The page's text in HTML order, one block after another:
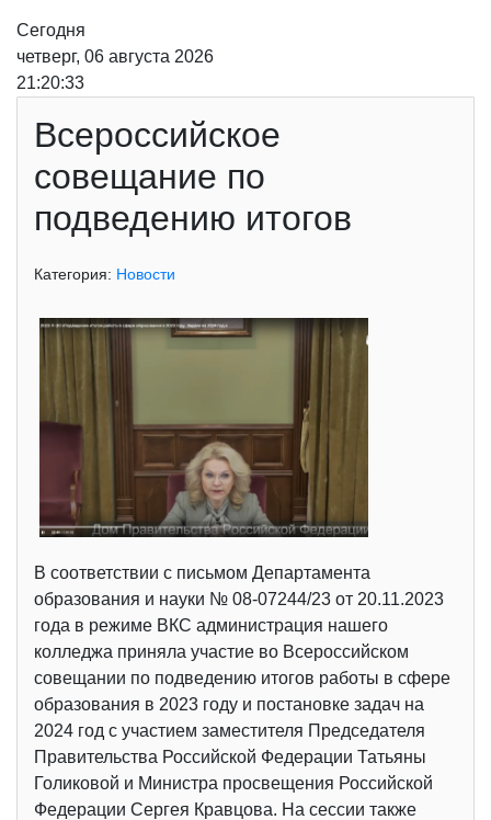
Сегодня
четверг, 06 августа 2026
21:20:33
Всероссийское
совещание по
подведению итогов
Категория: Новости
В соответствии с письмом Департамента
образования и науки № 08-07244/23 от 20.11.2023
года в режиме ВКС администрация нашего
колледжа приняла участие во Всероссийском
совещании по подведению итогов работы в сфере
образования в 2023 году и постановке задач на
2024 год с участием заместителя Председателя
Правительства Российской Федерации Татьяны
Голиковой и Министра просвещения Российской
Федерации Сергея Кравцова. На сессии также